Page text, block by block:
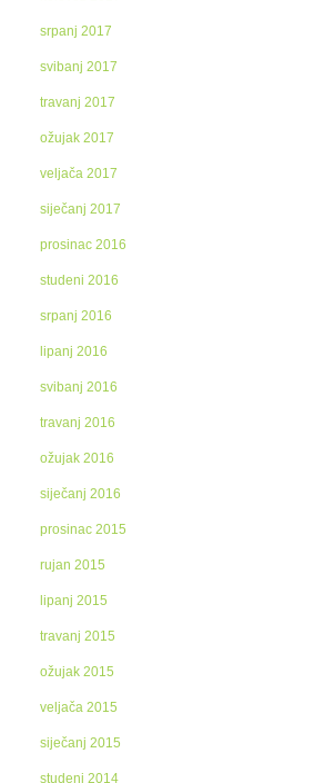
srpanj 2017
svibanj 2017
travanj 2017
ožujak 2017
veljača 2017
siječanj 2017
prosinac 2016
studeni 2016
srpanj 2016
lipanj 2016
svibanj 2016
travanj 2016
ožujak 2016
siječanj 2016
prosinac 2015
rujan 2015
lipanj 2015
travanj 2015
ožujak 2015
veljača 2015
siječanj 2015
studeni 2014